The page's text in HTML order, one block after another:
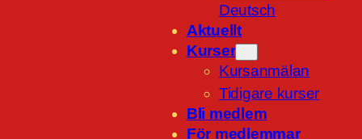
Deutsch
Aktuellt
Kurser
Kursanmälan
Tidigare kurser
Bli medlem
För medlemmar